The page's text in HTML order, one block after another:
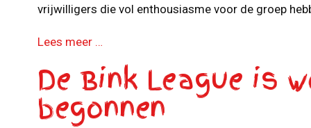
vrijwilligers die vol enthousiasme voor de groep
Lees meer …
De Bink League is
begonnen